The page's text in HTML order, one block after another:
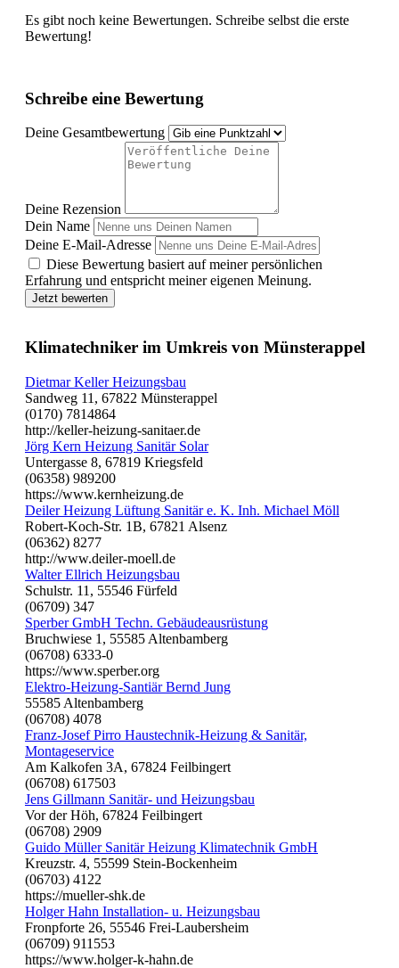
Es gibt noch keine Bewertungen. Schreibe selbst die erste
Bewertung!
Schreibe eine Bewertung
Deine Gesamtbewertung
Deine Rezension
Dein Name
Deine E-Mail-Adresse
Diese Bewertung basiert auf meiner persönlichen
Erfahrung und entspricht meiner eigenen Meinung.
Jetzt bewerten
Klimatechniker im Umkreis von Münsterappel
Dietmar Keller Heizungsbau
Sandweg 11, 67822 Münsterappel
(0170) 7814864
http://keller-heizung-sanitaer.de
Jörg Kern Heizung Sanitär Solar
Untergasse 8, 67819 Kriegsfeld
(06358) 989200
https://www.kernheizung.de
Deiler Heizung Lüftung Sanitär e. K. Inh. Michael Möll
Robert-Koch-Str. 1B, 67821 Alsenz
(06362) 8277
http://www.deiler-moell.de
Walter Ellrich Heizungsbau
Schulstr. 11, 55546 Fürfeld
(06709) 347
Sperber GmbH Techn. Gebäudeausrüstung
Bruchwiese 1, 55585 Altenbamberg
(06708) 6333-0
https://www.sperber.org
Elektro-Heizung-Santiär Bernd Jung
55585 Altenbamberg
(06708) 4078
Franz-Josef Pirro Haustechnik-Heizung & Sanitär,
Montageservice
Am Kalkofen 3A, 67824 Feilbingert
(06708) 617503
Jens Gillmann Sanitär- und Heizungsbau
Vor der Höh, 67824 Feilbingert
(06708) 2909
Guido Müller Sanitär Heizung Klimatechnik GmbH
Kreuzstr. 4, 55599 Stein-Bockenheim
(06703) 4122
https://mueller-shk.de
Holger Hahn Installation- u. Heizungsbau
Fronpforte 26, 55546 Frei-Laubersheim
(06709) 911553
https://www.holger-k-hahn.de